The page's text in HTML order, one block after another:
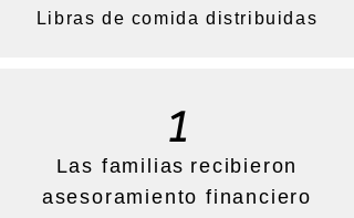
Libras de comida distribuidas
1
Las familias recibieron
asesoramiento financiero